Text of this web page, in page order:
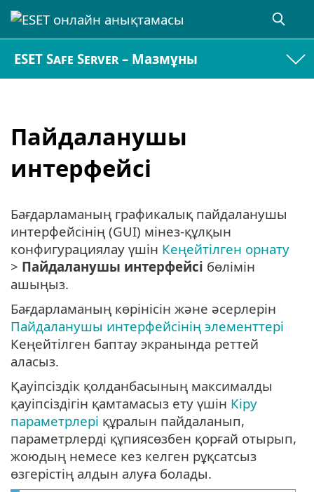
ESET Safe Server – Мазмұны
Пайдаланушы
интерфейсі
Бағдарламаның графикалық пайдаланушы
интерфейсінің (GUI) мінез-құлқын
конфигурациялау үшін Кеңейтілген орнату
> Пайдаланушы интерфейсі бөлімін
ашыңыз.
Бағдарламаның көрінісін және әсерлерін
Пайдаланушы интерфейсінің элементтері
Кеңейтілген баптау экранында реттей
аласыз.
Қауіпсіздік қолданбасының максималды
қауіпсіздігін қамтамасыз ету үшін Кіру
параметрлері құралын пайдаланып,
параметрлерді құпиясөзбен қорғай отырып,
жоюдың немесе кез келген рұқсатсыз
өзгерістің алдын алуға болады.